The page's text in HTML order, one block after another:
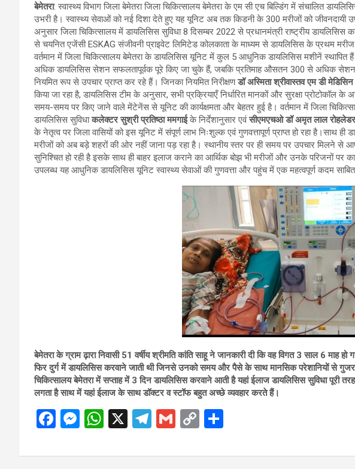
बेमेतरा: स्वास्थ्य विभाग जिला बेमेतरा जिला चिकित्सालय बेमेतरा के एम सी एच बिल्डिंग में संचालित
उभरी है। स्वास्थ्य सेवाओं को नई दिशा देते हुए यह यूनिट अब तक किडनी के 300 मरीजों को जीवनदायी
अनुसार जिला चिकित्सालय में डायलिसिस सुविधा 8 दिसम्बर 2022 से प्रधानमंत्री राष्ट्रीय डायलिसिस
से चयनित एजेंसी ESKAG संजीवनी प्राइवेट लिमिटेड कोलकाता के माध्यम से डायलिसिस के प्रथम मरीज
वर्तमान में जिला चिकित्सालय बेमेतरा के डायलिसिस यूनिट में कुल 5 आधुनिक डायलिसिस मशीनें
अधिक डायलिसिस सेशन सफलतापूर्वक पूरे किए जा चुके हैं, जबकि प्रतिमाह औसतन 300 से अधिक सेशन
नियमित रूप से उपचार प्राप्त कर रहे हैं। जिनका नियमित निरीक्षणडॉ अस्मिता श्रीवास्तव एम डी मेडिसिन
किया जा रहा है, डायलिसिस टीम के अनुसार, सभी प्रक्रियाएँ निर्धारित मानकों और सुरक्षा
समय-समय पर किए जाने वाले मेंटेनेंस से यूनिट की कार्यक्षमता और बेहतर हुई है। वर्तमान में जिला
डायलिसिस सुविधाकलेक्टर सुश्री प्रतिष्ठा ममगाईके निर्देशानुसार एवंसीएमएचओ डॉ अमृत लाल रोहलेडर
के नेतृत्व पर जिला वासियों को इस यूनिट में संपूर्ण लाभ निःशुल्क एवं गुणवत्तापूर्ण प्राप्त हो रहा है।साथ
मरीजों को अब बड़े शहरों की ओर नहीं जाना पड़ रहा है। स्थानीय स्तर पर ही समय पर उपचार मिलने से
सुनिश्चित हो रही है इसके साथ ही बाहर इलाज कराने का आर्थिक बोझ भी मरीजों और उनके परिजनों
उपलब्ध यह आधुनिक डायलिसिस यूनिट स्वास्थ्य सेवाओं की गुणवत्ता और पहुंच में एक महत्वपूर्ण कदम साबित
बेमेतरा के ग्राम ढ़ारा निवासी 51 वर्षीय श्रीमति कांति साहू ने जानकारी दी कि वह विगत 3 साल 6 माह
फिर दुर्ग में डायलिसिस करवाने जाती थी जिनसे उनको समय और पैसे के साथ मानसिक परेशानियों से
चिकित्सालय बेमेतरा में सप्ताह में 3 दिन डायलिसिस करवाने आती है यहां ईलाज डायलिसिस सुविधा पूरी
लगता है साथ में यहां ईलाज के साथ डॉक्टर व स्टॉफ बहुत अच्छे व्यवहार करते हैं।
F
ce
M
se
W
at
X
T
e
G
ail
C
py ar